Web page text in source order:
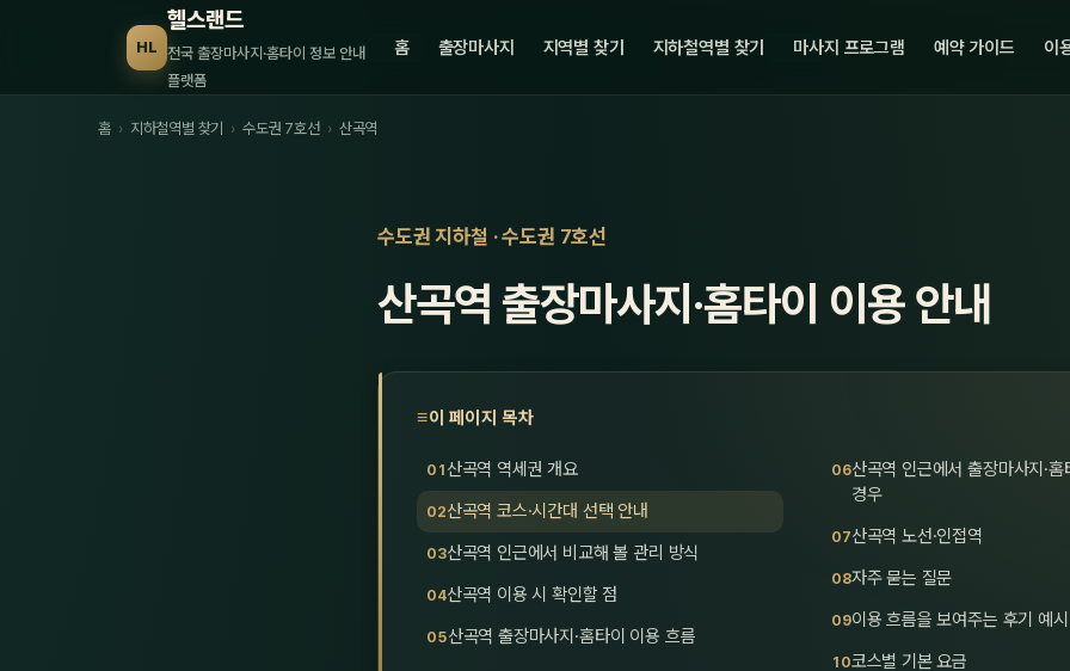
HL
헬스랜드
전국 출장마사지·홈타이 정보 안내
플랫폼
홈 출장마사지 지역별 찾기 지하철역별 찾기 마사지 프로그램 예약 가이드 이
홈 › 지하철역별 찾기 › 수도권 7호선 › 산곡역
수도권 지하철 · 수도권 7호선
산곡역 출장마사지·홈타이 이용 안내
이 페이지 목차
산곡역 역세권 개요
산곡역 코스·시간대 선택 안내
산곡역 인근에서 비교해 볼 관리 방식
산곡역 이용 시 확인할 점
산곡역 출장마사지·홈타이 이용 흐름
산곡역 인근에서 출장마사지·홈
경우
산곡역 노선·인접역
자주 묻는 질문
이용 흐름을 보여주는 후기 예시
코스별 기본 요금